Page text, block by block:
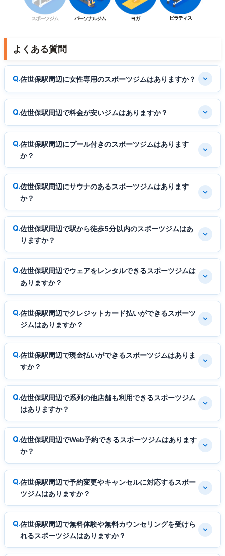
スポーツジム パーソナルジム ヨガ ピラティス
よくある質問
佐世保駅周辺に女性専用のスポーツジムはありますか？
佐世保駅周辺で料金が安いジムはありますか？
佐世保駅周辺にプール付きのスポーツジムはあります
か？
佐世保駅周辺にサウナのあるスポーツジムはあります
か？
佐世保駅周辺で駅から徒歩5分以内のスポーツジムはあ
りますか？
佐世保駅周辺でウェアをレンタルできるスポーツジムは
ありますか？
佐世保駅周辺でクレジットカード払いができるスポーツ
ジムはありますか？
佐世保駅周辺で現金払いができるスポーツジムはありま
すか？
佐世保駅周辺で系列の他店舗も利用できるスポーツジム
はありますか？
佐世保駅周辺でWeb予約できるスポーツジムはあります
か？
佐世保駅周辺で予約変更やキャンセルに対応するスポー
ツジムはありますか？
佐世保駅周辺で無料体験や無料カウンセリングを受けら
れるスポーツジムはありますか？